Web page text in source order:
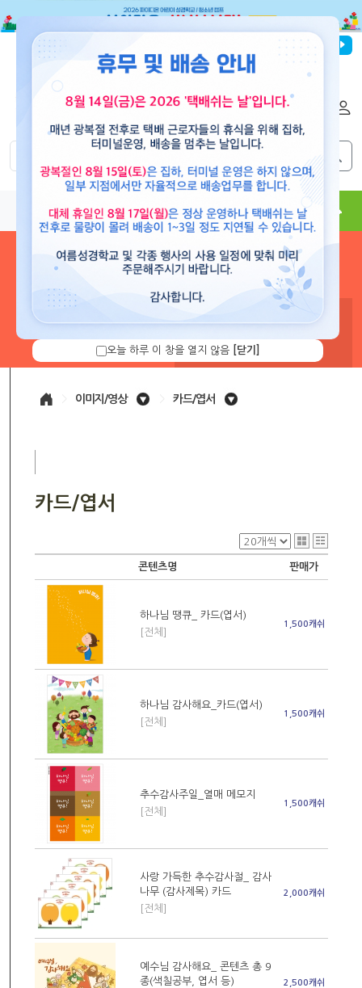
파이디온선교회
도서 뮤직 용품 현수막 콘텐츠
로그인 하시면 보유 캐쉬 확
니다.
이미지/영상 카드/엽서
카드/엽서
콘텐츠명 판매가
하나님 땡큐_ 카드(엽서)
[전체]
1,500캐쉬
하나님 감사해요_카드(엽서)
[전체]
1,500캐쉬
추수감사주일_열매 메모지
[전체]
1,500캐쉬
사랑 가득한 추수감사절_ 감사
나무 (감사제목) 카드
[전체]
2,000캐쉬
예수님 감사해요_ 콘텐츠 총 9
종(색칠공부, 엽서 등)
2,500캐쉬
오늘 하루 이 창을 열지 않음 [닫기]